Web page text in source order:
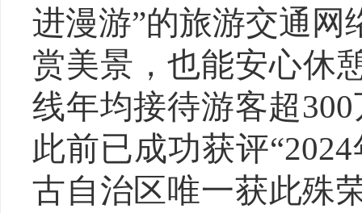
进漫游”的旅游交通网
赏美景，也能安心休
线年均接待游客超
此前已成功获评
古自治区唯一获此殊